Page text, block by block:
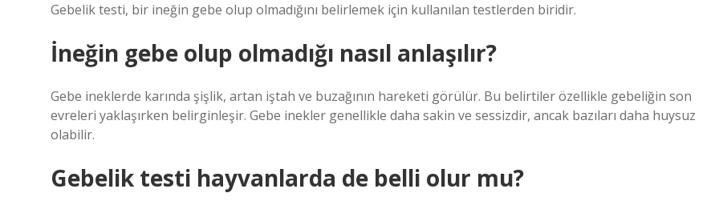
Gebelik testi, bir ineğin gebe olup olmadığını belirlemek için kullanılan testlerden biridir.
İneğin gebe olup olmadığı nasıl anlaşılır?
Gebe ineklerde karında şişlik, artan iştah ve buzağının hareketi görülür. Bu belirtiler özellikle gebeliğin son
evreleri yaklaşırken belirginleşir. Gebe inekler genellikle daha sakin ve sessizdir, ancak bazıları daha huysuz
olabilir.
Gebelik testi hayvanlarda de belli olur mu?